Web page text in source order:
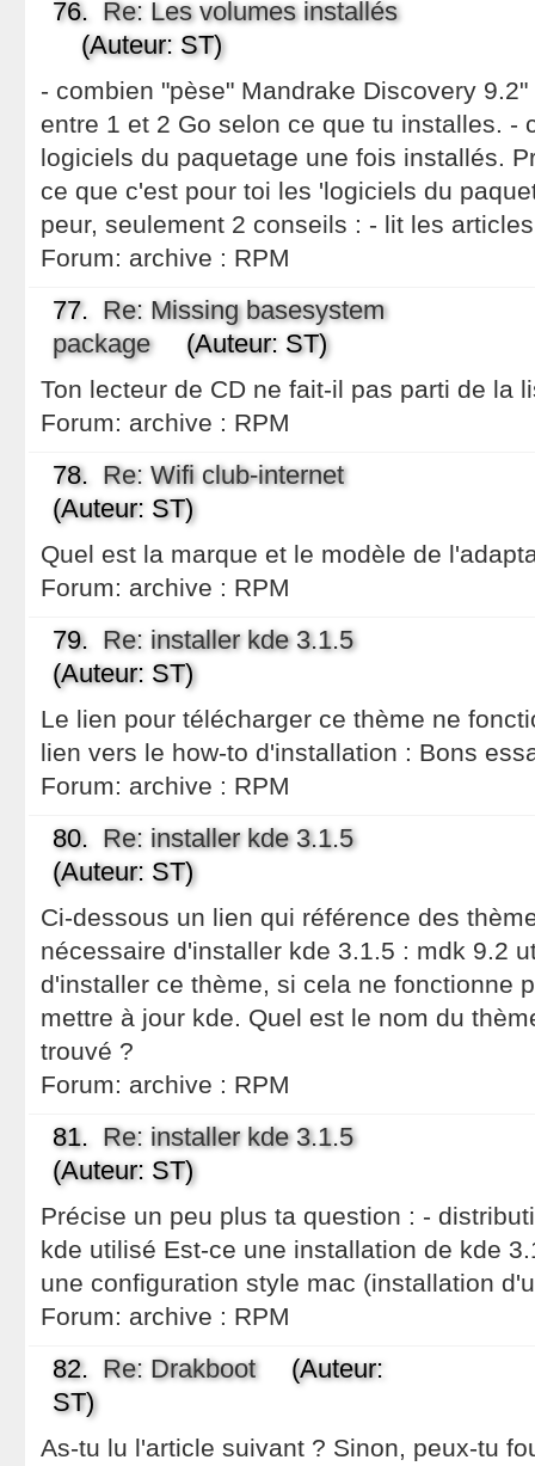
76. Re: Les volumes installés
(Auteur: ST)
- combien "pèse" Mandrake Discovery
entre 1 et 2 Go selon ce que tu installes. -
logiciels du paquetage une fois installés.
ce que c'est pour toi les 'logiciels du
peur, seulement 2 conseils : - lit les
Forum: archive : RPM
77. Re: Missing basesystem
package(Auteur: ST)
Ton lecteur de CD ne fait-il pas parti de la
Forum: archive : RPM
78. Re: Wifi club-internet
(Auteur: ST)
Quel est la marque et le modèle de
Forum: archive : RPM
79. Re: installer kde 3.1.5
(Auteur: ST)
Le lien pour télécharger ce thème ne
lien vers le how-to d'installation : Bons
Forum: archive : RPM
80. Re: installer kde 3.1.5
(Auteur: ST)
Ci-dessous un lien qui référence des
nécessaire d'installer kde 3.1.5 : mdk 9.2
d'installer ce thème, si cela ne fonctionne
mettre à jour kde. Quel est le nom du
trouvé ?
Forum: archive : RPM
81. Re: installer kde 3.1.5
(Auteur: ST)
Précise un peu plus ta question : -
kde utilisé Est-ce une installation de kde
une configuration style mac (installation
Forum: archive : RPM
82. Re: Drakboot(Auteur:
ST)
As-tu lu l'article suivant ? Sinon, peux-tu